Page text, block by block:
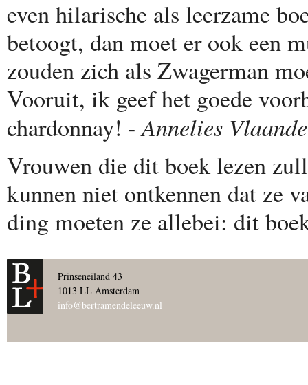
even hilarische als leerzame
betoogt, dan moet er ook een
zouden zich als Zwagerman
Vooruit, ik geef het goede
chardonnay! -Annelies
Vrouwen die dit boek lezen
kunnen niet ontkennen dat ze
ding moeten ze allebei: dit
Prinseneiland 43
1013 LL Amsterdam
info@bertramendeleeuw.nl